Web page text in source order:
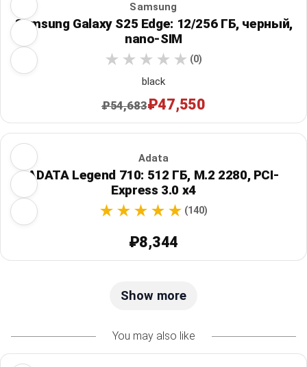
Samsung
Samsung Galaxy S25 Edge: 12/256 ГБ, черный,
nano-SIM
(0)
black
₽54,683₽47,550
Adata
ADATA Legend 710: 512 ГБ, M.2 2280, PCI-
Express 3.0 x4
(140)
₽8,344
Show more
You may also like